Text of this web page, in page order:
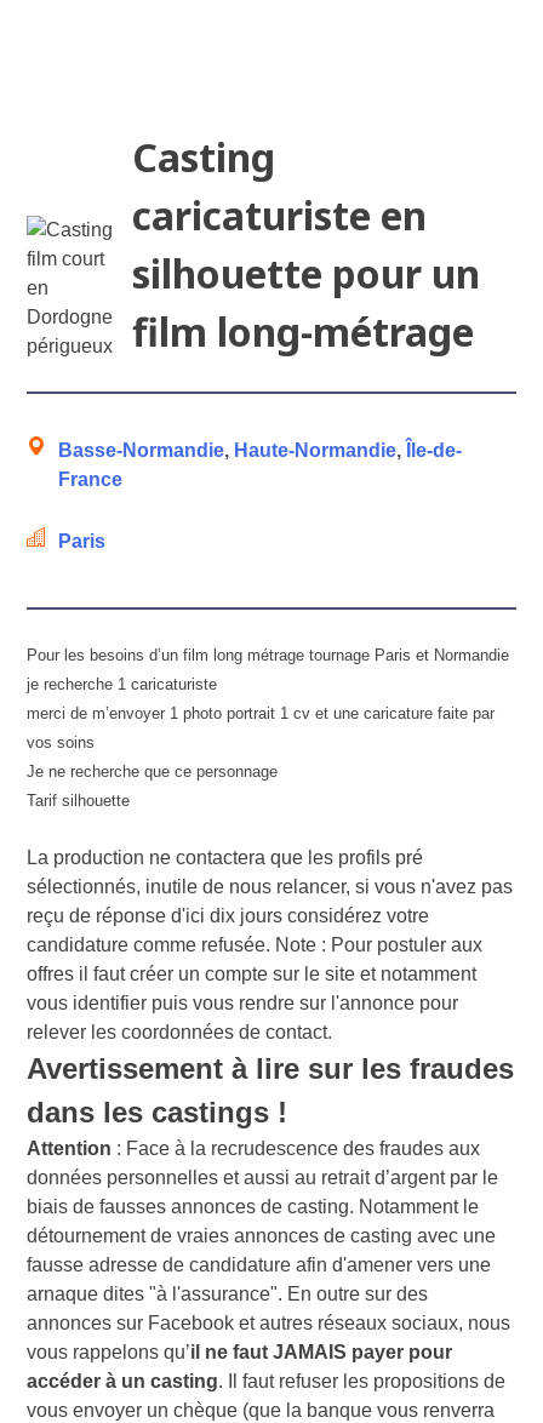
Casting
caricaturiste en
silhouette pour un
film long-métrage
Basse-Normandie, Haute-Normandie,
Île-de-
France
Paris
Pour les besoins d’un film long métrage tournage Paris et Normandie
je recherche 1 caricaturiste
merci de m’envoyer 1 photo portrait 1 cv et une caricature faite par
vos soins
Je ne recherche que ce personnage
Tarif silhouette
La production ne contactera que les profils pré
sélectionnés, inutile de nous relancer, si vous n'avez pas
reçu de réponse d'ici dix jours considérez votre
candidature comme refusée. Note : Pour postuler aux
offres il faut créer un compte sur le site et notamment
vous identifier puis vous rendre sur l'annonce pour
relever les coordonnées de contact.
Avertissement à lire sur les fraudes
dans les castings !
Attention : Face à la recrudescence des fraudes aux
données personnelles et aussi au retrait d’argent par le
biais de fausses annonces de casting. Notamment le
détournement de vraies annonces de casting avec une
fausse adresse de candidature afin d'amener vers une
arnaque dites "à l'assurance". En outre sur des
annonces sur Facebook et autres réseaux sociaux, nous
vous rappelons qu’il ne faut JAMAIS payer pour
accéder à un casting. Il faut refuser les propositions de
vous envoyer un chèque (que la banque vous renverra